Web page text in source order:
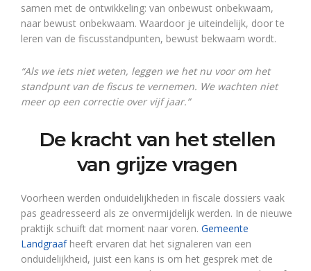
samen met de ontwikkeling: van onbewust onbekwaam,
naar bewust onbekwaam. Waardoor je uiteindelijk, door te
leren van de fiscusstandpunten, bewust bekwaam wordt.
“Als we iets niet weten, leggen we het nu voor om het
standpunt van de fiscus te vernemen. We wachten niet
meer op een correctie over vijf jaar.”
De kracht van het stellen
van grijze vragen
Voorheen werden onduidelijkheden in fiscale dossiers vaak
pas geadresseerd als ze onvermijdelijk werden. In de nieuwe
praktijk schuift dat moment naar voren. Gemeente
Landgraafheeft ervaren dat het signaleren van een
onduidelijkheid, juist een kans is om het gesprek met de